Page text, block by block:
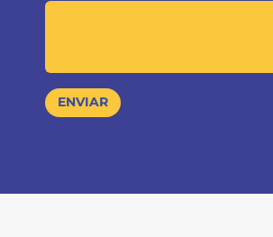
ENVIAR